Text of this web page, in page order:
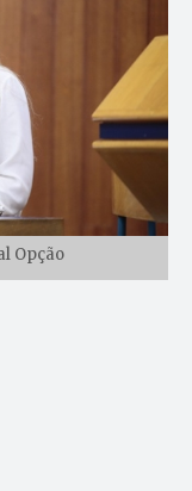
Opção